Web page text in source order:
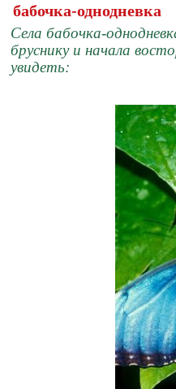
бабочка-однодневка
Села бабочка-
бруснику и начала
увидеть: